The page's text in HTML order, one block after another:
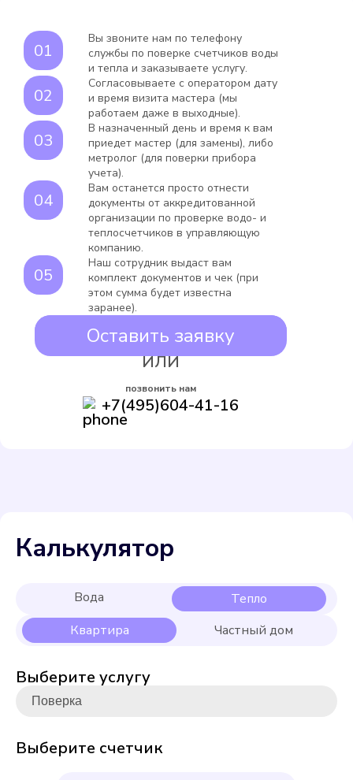
Вы звоните нам по телефону
службы по поверке счетчиков воды
и тепла и заказываете услугу.
Согласовываете с оператором дату
и время визита мастера (мы
работаем даже в выходные).
В назначенный день и время к вам
приедет мастер (для замены), либо
метролог (для поверки прибора
учета).
Вам останется просто отнести
документы от аккредитованной
организации по проверке водо- и
теплосчетчиков в управляющую
компанию.
Наш сотрудник выдаст вам
комплект документов и чек (при
этом сумма будет известна
заранее).
Оставить заявку
ИЛИ
позвонить нам
+7(495)604-41-16
Калькулятор
Выберите услугу
Выберите счетчик